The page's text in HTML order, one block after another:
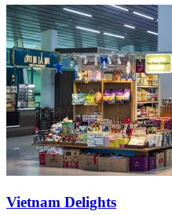
Vietnam Delights